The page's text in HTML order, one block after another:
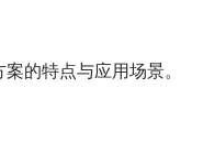
的特点与应用场景。